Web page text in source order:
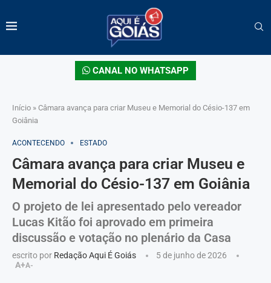
CANAL NO WHATSAPP
Início » Câmara avança para criar Museu e Memorial do Césio-137 em
Goiânia
ACONTECENDO ESTADO
Câmara avança para criar Museu e
Memorial do Césio-137 em Goiânia
O projeto de lei apresentado pelo vereador
Lucas Kitão foi aprovado em primeira
discussão e votação no plenário da Casa
escrito por Redação Aqui É Goiás
5 de junho de 2026
A+A-